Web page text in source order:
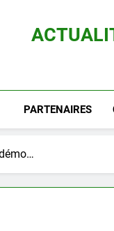
PARTENAIRES